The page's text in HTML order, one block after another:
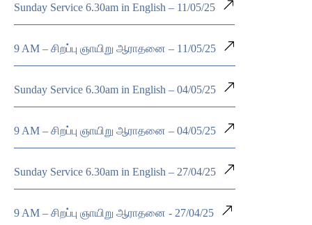
Sunday Service 6.30am in English – 11/05/25
9 AM – சிறப்பு ஞாயிறு ஆராதனை – 11/05/25
Sunday Service 6.30am in English – 04/05/25
9 AM – சிறப்பு ஞாயிறு ஆராதனை – 04/05/25
Sunday Service 6.30am in English – 27/04/25
9 AM – சிறப்பு ஞாயிறு ஆராதனை - 27/04/25